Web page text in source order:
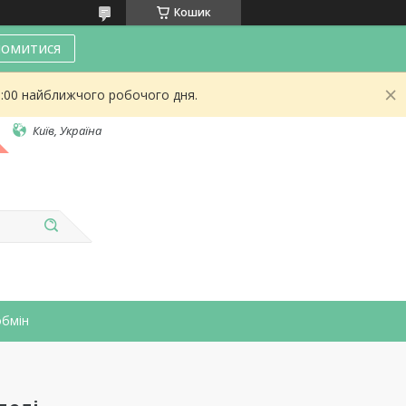
Кошик
найближчого робочого дня.
Київ, Україна